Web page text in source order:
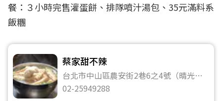
餐：３小時完售灌蛋餅、排隊噴汁湯包、35元滿料系
飯糰
蔡家甜不辣
台北市中山區農安街2巷6之4號（晴光市
場第14攤位）
02-25949288